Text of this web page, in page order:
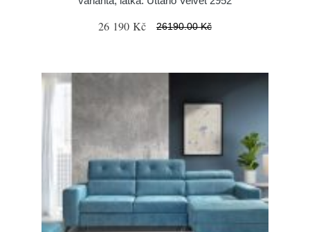
26 190 Kč 26190.00 Kč